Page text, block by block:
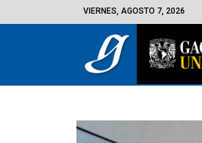
VIERNES, AGOSTO 7, 2026